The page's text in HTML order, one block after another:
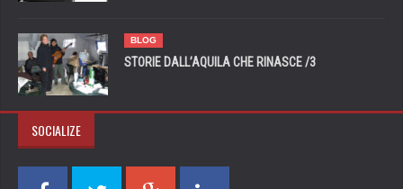
BLOG
STORIE DALL’AQUILA CHE RINASCE /3
SOCIALIZE